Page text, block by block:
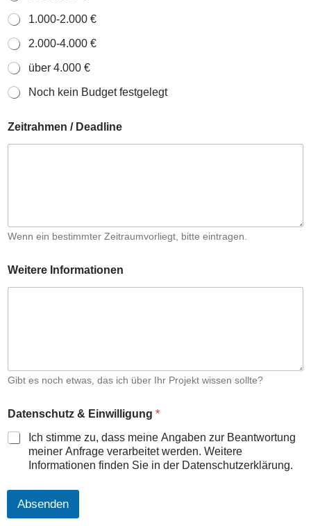
1.000-2.000 €
2.000-4.000 €
über 4.000 €
Noch kein Budget festgelegt
Zeitrahmen / Deadline
Wenn ein bestimmter Zeitraumvorliegt, bitte eintragen.
Weitere Informationen
Gibt es noch etwas, das ich über Ihr Projekt wissen sollte?
Datenschutz & Einwilligung *
Ich stimme zu, dass meine Angaben zur Beantwortung
meiner Anfrage verarbeitet werden. Weitere
Informationen finden Sie in der Datenschutzerklärung.
Absenden